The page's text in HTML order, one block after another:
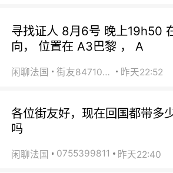
寻找证人 8月6号 晚上19h50
向， 位置在 A3巴黎 ， A
闲聊法国 街友84710671 昨天22:52
各位街友好，现在回国都带多
吗
闲聊法国 0755399811 昨天22:40